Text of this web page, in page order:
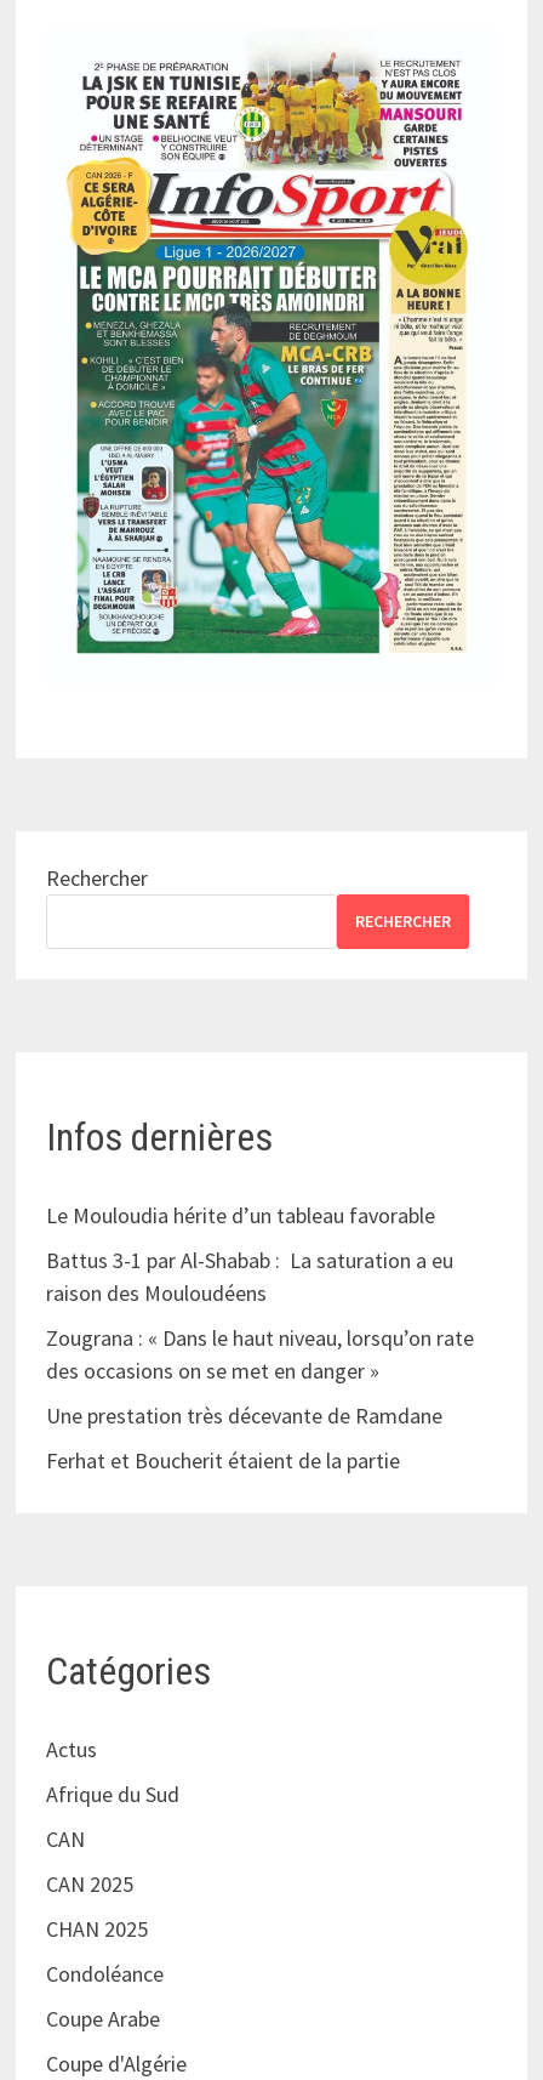
Rechercher
RECHERCHER
Infos dernières
Le Mouloudia hérite d’un tableau favorable
Battus 3-1 par Al-Shabab : La saturation a eu
raison des Mouloudéens
Zougrana : « Dans le haut niveau, lorsqu’on rate
des occasions on se met en danger »
Une prestation très décevante de Ramdane
Ferhat et Boucherit étaient de la partie
Catégories
Actus
Afrique du Sud
CAN
CAN 2025
CHAN 2025
Condoléance
Coupe Arabe
Coupe d'Algérie